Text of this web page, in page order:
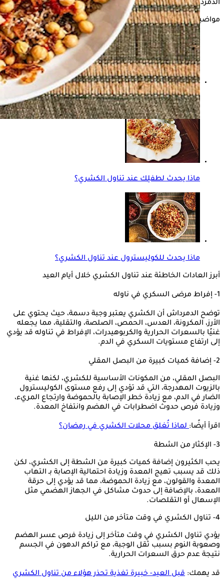
الدمرداش، أخصائية التغذية العلاجية.
مواضيع ذات صلة
ماذا يحدث لمريض السكري عند تناول الكشري؟
ماذا يحدث لطفلِك عند تناول الكشري؟
ماذا يحدث للكوليسترول عند تناول الكشري؟
أبرز العادات الخاطئة عند تناول الكشري خلال أيام العيد
1- إفراط مرضى السكري في ناوله
توضح الدمرداش أن الكشري يعتبر وجبة دسمة، حيث يحتوي على
الأرز، المكرونة، العدس، الحمص، الصلصة، والتقلية، مما يجعله
غنيًا بالسعرات الحرارية والكربوهيدرات، الإفراط في تناوله قد يؤدي
إلى ارتفاع مستويات السكري في الدم.
2- إضافة كميات كبيرة من البصل المقلي
البصل المقلي، من المكونات الأساسية للكشري، لكنها غنية
بالزيوت المهدرجة، التي قد تؤدي إلى رفع مستوى الكوليسترول
الضار في الدم، مع زيادة خطر الإصابة بالحموضة وارتجاع المريء،
وزيادة فرص حدوث اضطرابات في الهضم وانتفاخ المعدة.
اقرأ أيضًا:لماذا تُغلق محلات الكشري في رمضان؟
3- الإكثار من الشطة
يحب الكثيرون إضافة كميات كبيرة من الشطة إلى الكشري، لكن
ذلك قد يسبب تهيج المعدة وزيادة احتمالية الإصابة بـ التهاب
المعدة والقولون، مع زيادة الحموضة، مما قد يؤدي إلى حرقة
المعدة، بالإضافة إلى حدوث مشاكل في الجهاز الهضمي مثل
الإسهال أو التقلصات.
4- تناول الكشري في وقت متأخر من الليل
يؤدي تناول الكشري في وقت متأخر إلى زيادة فرص عسر الهضم
وصعوبة النوم بسبب ثقل الوجبة، مع تراكم الدهون في الجسم
نتيجة عدم حرق السعرات الحرارية.
قد يهمك: قبل العيد- خبيرة تغذية تحذر هؤلاء من تناول الكشري